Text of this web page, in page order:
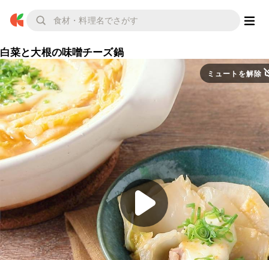
白菜と大根の味噌チーズ鍋
ミュートを解除